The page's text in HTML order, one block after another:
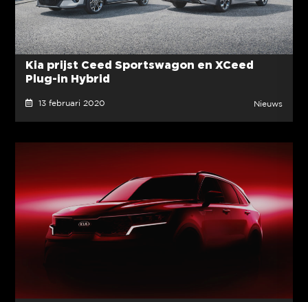
Kia prijst Ceed Sportswagon en XCeed
Plug-in Hybrid
13 februari 2020 Nieuws